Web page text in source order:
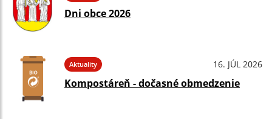
Dni obce 2026
Aktuality 16. JÚL 2026
Kompostáreň - dočasné obmedzenie